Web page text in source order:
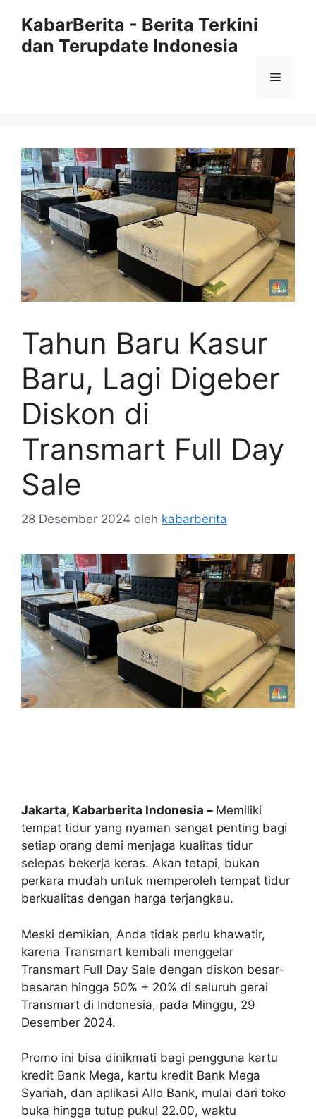
KabarBerita - Berita Terkini
dan Terupdate Indonesia
Menu
Tahun Baru Kasur
Baru, Lagi Digeber
Diskon di
Transmart Full Day
Sale
28 Desember 2024 oleh kabarberita
Jakarta, Kabarberita Indonesia – Memiliki
tempat tidur yang nyaman sangat penting bagi
setiap orang demi menjaga kualitas tidur
selepas bekerja keras. Akan tetapi, bukan
perkara mudah untuk memperoleh tempat tidur
berkualitas dengan harga terjangkau.
Meski demikian, Anda tidak perlu khawatir,
karena Transmart kembali menggelar
Transmart Full Day Sale dengan diskon besar-
besaran hingga 50% + 20% di seluruh gerai
Transmart di Indonesia, pada Minggu, 29
Desember 2024.
Promo ini bisa dinikmati bagi pengguna kartu
kredit Bank Mega, kartu kredit Bank Mega
Syariah, dan aplikasi Allo Bank, mulai dari toko
buka hingga tutup pukul 22.00, waktu